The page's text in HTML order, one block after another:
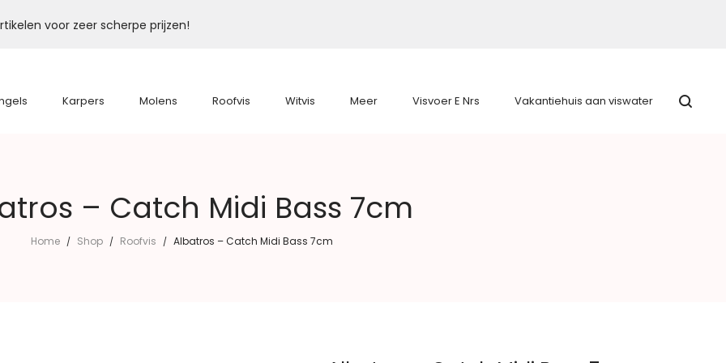
voor zeer scherpe prijzen!
Karpers Molens Roofvis Witvis Meer Visvoer E Nrs Vakantiehuis aan viswater
– Catch Midi Bass 7cm
Home / Shop / Roofvis / Albatros – Catch Midi Bass 7cm